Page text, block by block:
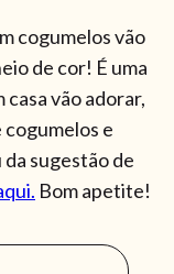
cogumelos vão
de cor! É uma
vão adorar,
e
sugestão de
Bom apetite!